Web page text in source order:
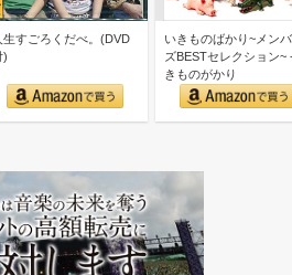
生すごろくだべ。(DVD
)
いきものばかり~メン
ズBESTセレクション~
きものがかり